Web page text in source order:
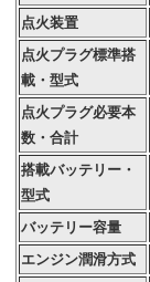
点火装置
点火プラグ標準搭
載・型式
点火プラグ必要本
数・合計
搭載バッテリー・
型式
バッテリー容量
エンジン潤滑方式